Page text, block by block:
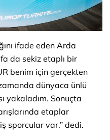
ifade eden Arda
da sekiz etaplı bir
benim için gerçekten
dünyaca ünlü
yakaladım. Sonuçta
etaplar
sporcular var.” dedi.